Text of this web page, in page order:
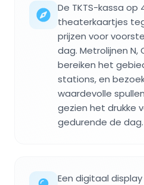
De TKTS-kassa
theaterkaartjes
prijzen voor
dag. Metrolijnen N,
bereiken het
stations, en
waardevolle
gezien het drukke
gedurende de dag.
Een digitaal